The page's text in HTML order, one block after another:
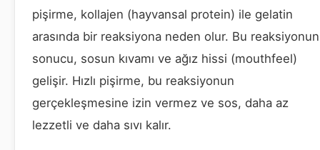
pişirme, kollajen (hayvansal protein) ile gelatin
arasında bir reaksiyona neden olur. Bu reaksiyonun
sonucu, sosun kıvamı ve ağız hissi (mouthfeel)
gelişir. Hızlı pişirme, bu reaksiyonun
gerçekleşmesine izin vermez ve sos, daha az
lezzetli ve daha sıvı kalır.